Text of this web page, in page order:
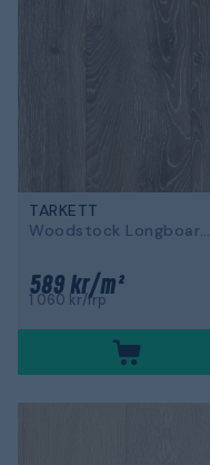
TARKETT
Woodstock Longboards
589 kr/m²
1 060 kr/frp